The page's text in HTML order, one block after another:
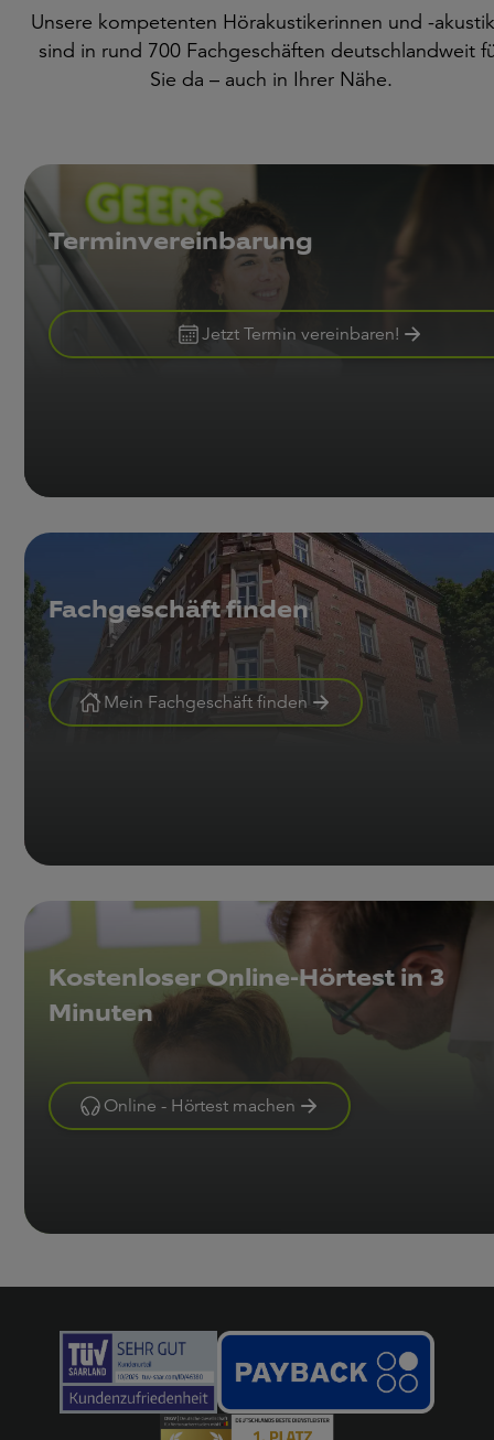
Unsere kompetenten Hörakustikerinnen und -
sind in rund 700 Fachgeschäften deutschlandweit
Sie da – auch in Ihrer Nähe.
Terminvereinbarung
Jetzt Termin vereinbaren!
Fachgeschäft finden
Mein Fachgeschäft finden
Kostenloser Online-Hörtest in 3
Minuten
Online - Hörtest machen